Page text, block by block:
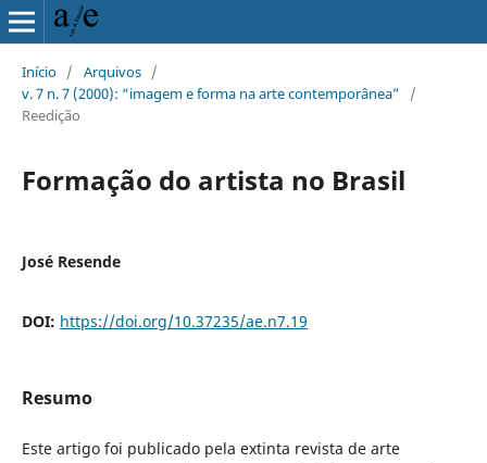
Início / Arquivos /
v. 7 n. 7 (2000): “imagem e forma na arte contemporânea”
/
Reedição
Formação do artista no Brasil
José Resende
DOI: https://doi.org/10.37235/ae.n7.19
Resumo
Este artigo foi publicado pela extinta revista de arte